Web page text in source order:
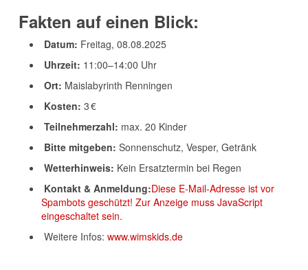
Fakten auf einen Blick:
Datum: Freitag, 08.08.2025
Uhrzeit: 11:00–14:00 Uhr
Ort: Maislabyrinth Renningen
Kosten: 3 €
Teilnehmerzahl: max. 20 Kinder
Bitte mitgeben: Sonnenschutz, Vesper, Getränk
Wetterhinweis: Kein Ersatztermin bei Regen
Kontakt & Anmeldung:Diese E-Mail-Adresse ist vor
Spambots geschützt! Zur Anzeige muss JavaScript
eingeschaltet sein.
Weitere Infos: www.wimskids.de